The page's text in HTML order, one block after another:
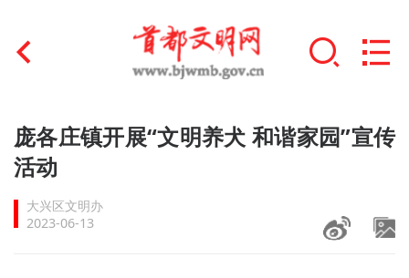
首页
文明创建
文明实践
庞各庄镇开展“文明养犬 和谐家园”宣传
活动
大兴区文明办
2023-06-13